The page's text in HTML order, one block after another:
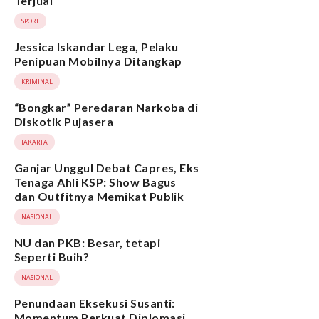
SPORT
Jessica Iskandar Lega, Pelaku
Penipuan Mobilnya Ditangkap
KRIMINAL
“Bongkar” Peredaran Narkoba di
Diskotik Pujasera
JAKARTA
Ganjar Unggul Debat Capres, Eks
Tenaga Ahli KSP: Show Bagus
dan Outfitnya Memikat Publik
NASIONAL
NU dan PKB: Besar, tetapi
Seperti Buih?
NASIONAL
Penundaan Eksekusi Susanti: